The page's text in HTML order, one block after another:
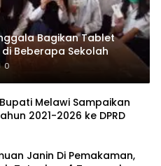
Bagikan Tablet
Beberapa Sekolah
0
Melawi Sampaikan
2021-2026 ke DPRD
Janin Di Pemakaman,